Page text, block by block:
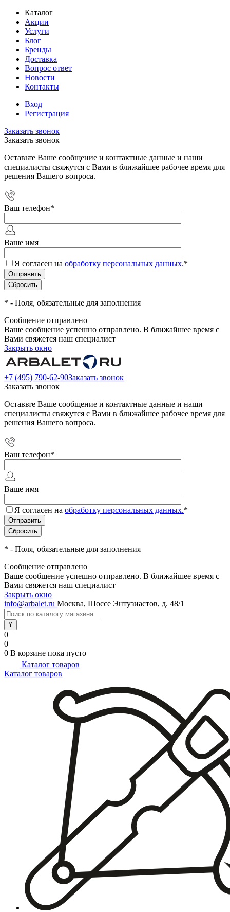
Каталог
Акции
Услуги
Блог
Бренды
Доставка
Вопрос ответ
Новости
Контакты
Вход
Регистрация
Заказать звонок
Заказать звонок
Оставьте Ваше сообщение и контактные данные и наши
специалисты свяжутся с Вами в ближайшее рабочее время для
решения Вашего вопроса.
Ваш телефон*
Ваше имя
Я согласен на обработку персональных данных.*
* - Поля, обязательные для заполнения
Сообщение отправлено
Ваше сообщение успешно отправлено. В ближайшее время с
Вами свяжется наш специалист
Закрыть окно
+7 (495) 790-62-90Заказать звонок
Заказать звонок
Оставьте Ваше сообщение и контактные данные и наши
специалисты свяжутся с Вами в ближайшее рабочее время для
решения Вашего вопроса.
Ваш телефон*
Ваше имя
Я согласен на обработку персональных данных.*
* - Поля, обязательные для заполнения
Сообщение отправлено
Ваше сообщение успешно отправлено. В ближайшее время с
Вами свяжется наш специалист
Закрыть окно
info@arbalet.ru Москва, Шоссе Энтузиастов, д. 48/1
0
0
0 В корзине пока пусто
Каталог товаров
Каталог товаров